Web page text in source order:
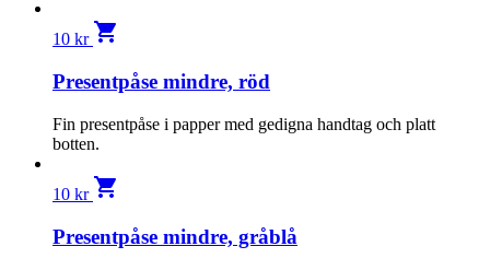
10 kr shopping_cart
Presentpåse mindre, röd
Fin presentpåse i papper med gedigna handtag och platt
botten.
10 kr shopping_cart
Presentpåse mindre, gråblå